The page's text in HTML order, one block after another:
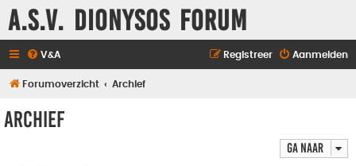
A.S.V. Dionysos Forum
V&A Aanmelden
Registreer
Forumoverzicht Archief
Archief
Ga naar